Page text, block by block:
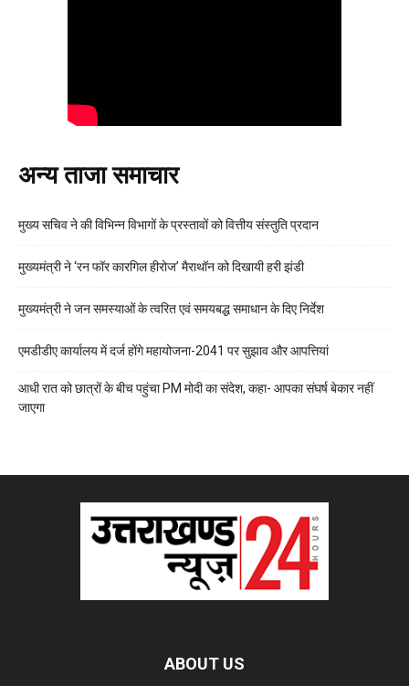
अन्य ताजा समाचार
मुख्य सचिव ने की विभिन्न विभागों के प्रस्तावों को वित्तीय संस्तुति प्रदान
मुख्यमंत्री ने ‘रन फॉर कारगिल हीरोज’ मैराथॉन को दिखायी हरी झंडी
मुख्यमंत्री ने जन समस्याओं के त्वरित एवं समयबद्ध समाधान के दिए निर्देश
एमडीडीए कार्यालय में दर्ज होंगे महायोजना-2041 पर सुझाव और आपत्तियां
आधी रात को छात्रों के बीच पहुंचा PM मोदी का संदेश, कहा- आपका संघर्ष बेकार नहीं
जाएगा
ABOUT US